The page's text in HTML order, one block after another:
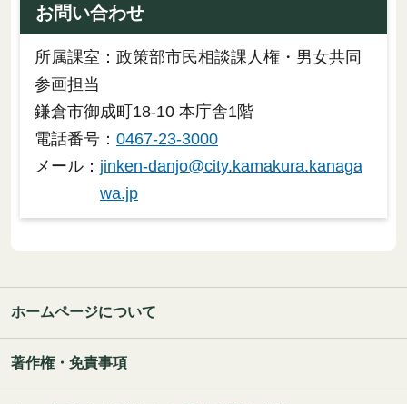
お問い合わせ
所属課室：政策部市民相談課人権・男女共同
参画担当
鎌倉市御成町18-10 本庁舎1階
電話番号： 0467-23-3000
メール： jinken-danjo@city.kamakura.kanaga
wa.jp
ホームページについて
著作権・免責事項